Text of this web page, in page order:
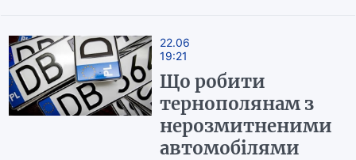
22.06
19:21
Що робити
тернополянам з
нерозмитненими
автомобілями